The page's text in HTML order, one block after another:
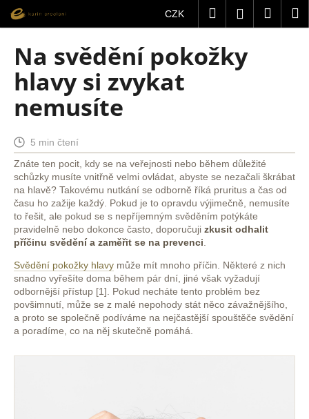
obsah
CZK HledatPřihlášení
Na svědění pokožky
hlavy si zvykat
nemusíte
5 min čtení
Znáte ten pocit, kdy se na veřejnosti nebo během důležité
schůzky musíte vnitřně velmi ovládat, abyste se nezačali škrábat
na hlavě? Takovému nutkání se odborně říká pruritus a čas od
času ho zažije každý. Pokud je to opravdu výjimečně, nemusíte
to řešit, ale pokud se s nepříjemným svěděním potýkáte
pravidelně nebo dokonce často, doporučuji zkusit odhalit
příčinu svědění a zaměřit se na prevenci
Svědění pokožky hlavy může mít mnoho příčin. Některé z nich
snadno vyřešíte doma během pár dní, jiné však vyžadují
odbornější přístup [1]. Pokud necháte tento problém bez
povšimnutí, může se z malé nepohody stát něco závažnějšího,
a proto se společně podíváme na nejčastější spouštěče svědění
a poradíme, co na něj skutečně pomáhá.
o
C
o
p
t
ř
e
b
u
j
e
t
e
n
a
í